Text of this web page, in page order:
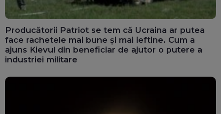
Producătorii Patriot se tem că Ucraina ar putea
face rachetele mai bune și mai ieftine. Cum a
ajuns Kievul din beneficiar de ajutor o putere a
industriei militare